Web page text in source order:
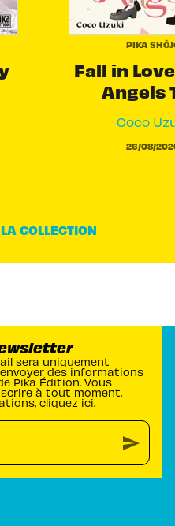
PIKA
Fall in
Angels
Coco
26/08/
COLLECTION
sera uniquement
des informations
Pika Édition. Vous
à tout moment.
cliquez ici.
send